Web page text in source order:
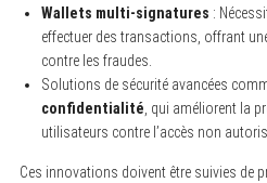
Wallets multi-signatures :
effectuer des transactions, offrant
contre les fraudes.
Solutions de sécurité avancées
confidentialité, qui améliorent la
utilisateurs contre l’accès non
Ces innovations doivent être suivies de